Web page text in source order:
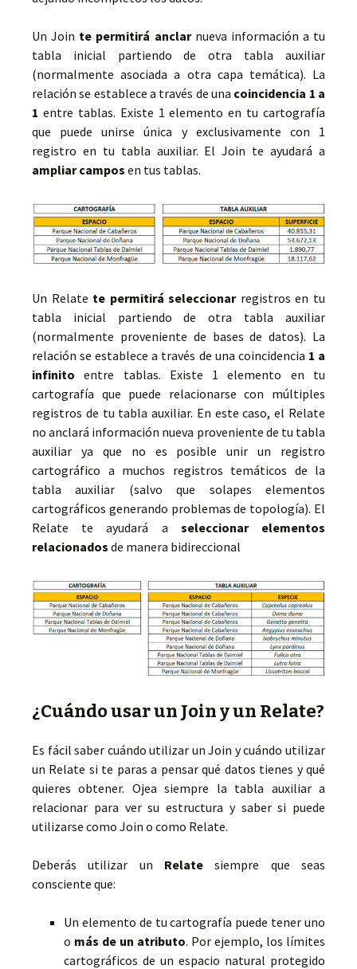
Un Join te permitirá anclarnueva información a tu
tabla inicial partiendo de otra tabla auxiliar
(normalmente asociada a otra capa temática). La
relación se establece a través de una coincidencia 1 a
1 entre tablas. Existe 1 elemento en tu cartografía
que puede unirse única y exclusivamente con 1
registro en tu tabla auxiliar. El Join te ayudará a
ampliar campos en tus tablas.
Un Relate te permitirá seleccionarregistros en tu
tabla inicial partiendo de otra tabla auxiliar
(normalmente proveniente de bases de datos). La
relación se establece a través de una coincidencia 1 a
infinito entre tablas. Existe 1 elemento en tu
cartografía que puede relacionarse con múltiples
registros de tu tabla auxiliar. En este caso, el Relate
no anclará información nueva proveniente de tu tabla
auxiliar ya que no es posible unir un registro
cartográfico a muchos registros temáticos de la
tabla auxiliar (salvo que solapes elementos
cartográficos generando problemas de topología). El
Relate te ayudará a seleccionar elementos
relacionados de manera bidireccional
¿Cuándo usar un Join y un Relate?
Es fácil saber cuándo utilizar un Join y cuándo utilizar
un Relate si te paras a pensar qué datos tienes y qué
quieres obtener. Ojea siempre la tabla auxiliar a
relacionar para ver su estructura y saber si puede
utilizarse como Join o como Relate.
Deberás utilizar un Relate siempre que seas
consciente que:
Un elemento de tu cartografía puede tener uno
o más de un atributo. Por ejemplo, los límites
cartográficos de un espacio natural protegido